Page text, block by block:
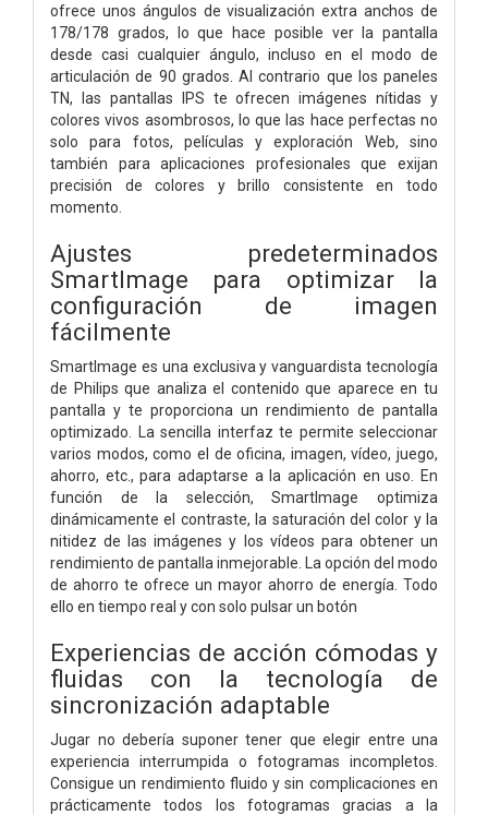
ofrece unos ángulos de visualización extra anchos de
178/178 grados, lo que hace posible ver la pantalla
desde casi cualquier ángulo, incluso en el modo de
articulación de 90 grados. Al contrario que los paneles
TN, las pantallas IPS te ofrecen imágenes nítidas y
colores vivos asombrosos, lo que las hace perfectas no
solo para fotos, películas y exploración Web, sino
también para aplicaciones profesionales que exijan
precisión de colores y brillo consistente en todo
momento.
Ajustes predeterminados
SmartImage para optimizar la
configuración de imagen
fácilmente
SmartImage es una exclusiva y vanguardista tecnología
de Philips que analiza el contenido que aparece en tu
pantalla y te proporciona un rendimiento de pantalla
optimizado. La sencilla interfaz te permite seleccionar
varios modos, como el de oficina, imagen, vídeo, juego,
ahorro, etc., para adaptarse a la aplicación en uso. En
función de la selección, SmartImage optimiza
dinámicamente el contraste, la saturación del color y la
nitidez de las imágenes y los vídeos para obtener un
rendimiento de pantalla inmejorable. La opción del modo
de ahorro te ofrece un mayor ahorro de energía. Todo
ello en tiempo real y con solo pulsar un botón
Experiencias de acción cómodas y
fluidas con la tecnología de
sincronización adaptable
Jugar no debería suponer tener que elegir entre una
experiencia interrumpida o fotogramas incompletos.
Consigue un rendimiento fluido y sin complicaciones en
prácticamente todos los fotogramas gracias a la